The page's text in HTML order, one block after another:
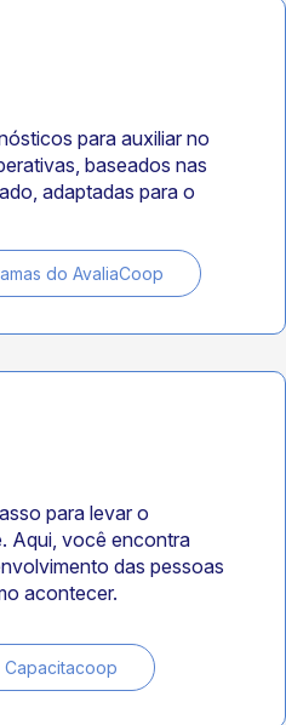
para auxiliar no
baseados nas
adaptadas para o
do AvaliaCoop
para levar o
Aqui, você encontra
das pessoas
acontecer.
Capacitacoop